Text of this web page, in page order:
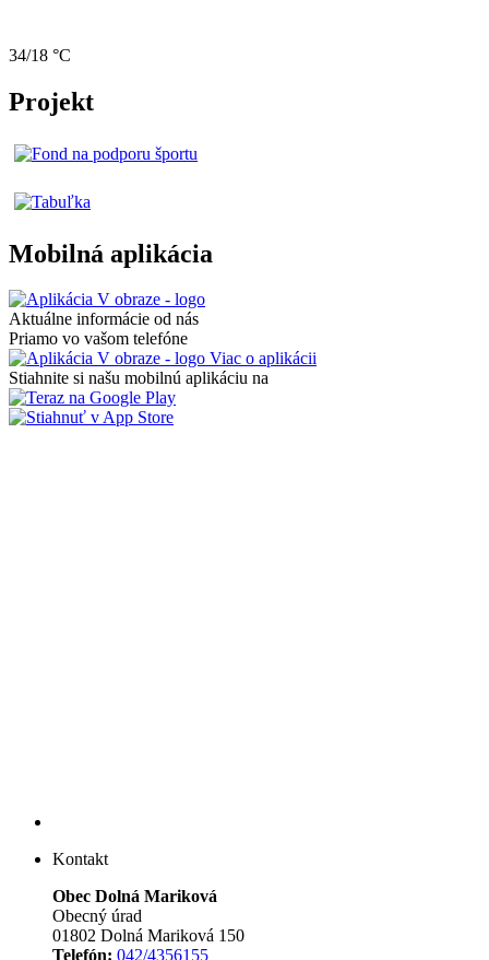
34/18 °C
Projekt
Mobilná aplikácia
Aktuálne informácie od nás
Priamo vo vašom telefóne
Viac o aplikácii
Stiahnite si našu mobilnú aplikáciu na
Kontakt
Obec Dolná Mariková
Obecný úrad
01802 Dolná Mariková 150
Telefón: 042/4356155